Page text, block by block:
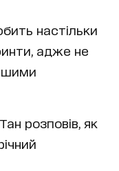
настільки
адже не
розповів, як